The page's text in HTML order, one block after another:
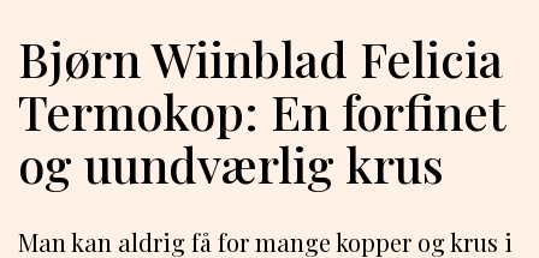
Bjørn Wiinblad Felicia
Termokop: En forfinet
og uundværlig krus
Man kan aldrig få for mange kopper og krus i